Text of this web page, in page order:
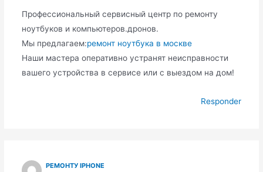
Профессиональный сервисный центр по ремонту
ноутбуков и компьютеров.дронов.
Мы предлагаем:ремонт ноутбука в москве
Наши мастера оперативно устранят неисправности
вашего устройства в сервисе или с выездом на дом!
Responder
РЕМОНТУ IPHONE